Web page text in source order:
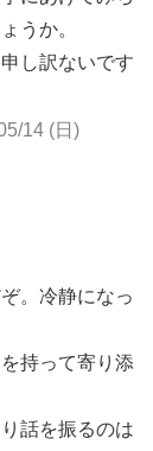
うか。
し訳ないです
14 (日)
。冷静になっ
持って寄り添
話を振るのは